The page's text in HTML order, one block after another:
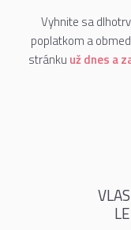
Vyhnite sa
poplatkom a
stránku už dnes a